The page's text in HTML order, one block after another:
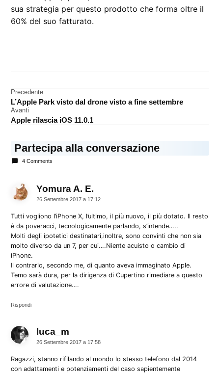
sua strategia per questo prodotto che forma oltre il
60% del suo fatturato.
iPhone
8
Navigazione
articoli
Precedente
L’Apple Park visto dal drone visto a fine settembre
Avanti
Apple rilascia iOS 11.0.1
Partecipa alla conversazione
4 Comments
Yomura A. E.
26 Settembre 2017 a 17:12
Tutti vogliono l’iPhone X, l’ultimo, il più nuovo, il più dotato. Il resto
è da poveracci, tecnologicamente parlando, s’intende…..
Molti degli ipotetici destinatari,inoltre, sono convinti che non sia
molto diverso da un 7, per cui….Niente acuisto o cambio di
iPhone.
Il contrario, secondo me, di quanto aveva immaginato Apple.
Temo sarà dura, per la dirigenza di Cupertino rimediare a questo
errore di valutazione….
Rispondi
luca_m
26 Settembre 2017 a 17:58
Ragazzi, stanno rifilando al mondo lo stesso telefono dal 2014
con adattamenti e potenziamenti del caso sapientemente